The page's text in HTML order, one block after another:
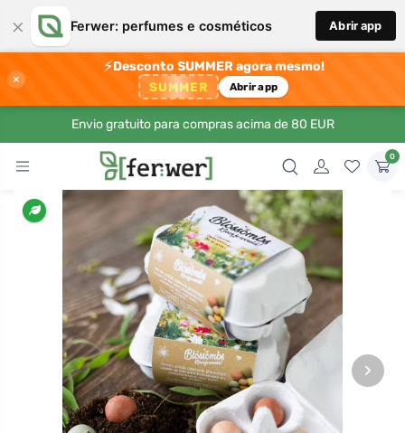
× Ferwer: perfumes e cosméticos Abrir app
×
⚡Desconto SUMMER agora mesmo!
SUMMER Abrir app
Envio gratuito para compras acima de 80 EUR
0
›